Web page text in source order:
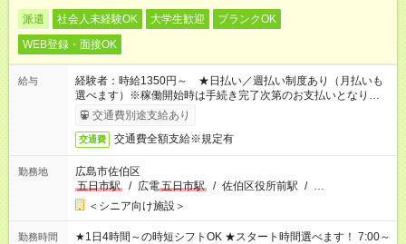
派遣 社会人未経験OK 大学生歓迎
ブランクOK
WEB登録・面接OK
給与
経験者：時給1350円～ ★日払い／週払い制度あり（月払いも
選べます）※稼働開始時は手続き完了次第のお支払いとなりま
す。交通費別途支給あり
交通費 交通費全額支給※規定有
勤務地
広島市佐伯区
五日市駅
/ 広電五日市駅 / 佐伯区役所前駅 / …
＜シニア向け施設＞
勤務時間
★1日4時間～の時短シフトOK ★スタート時間選べます！ 7:00～